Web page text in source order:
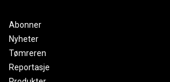
Abonner
Nyheter
Tømreren
Reportasje